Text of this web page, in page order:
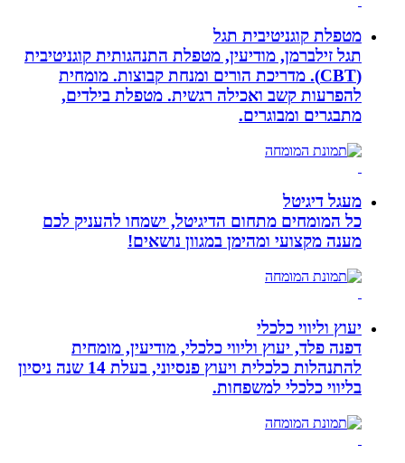
מטפלת קוגניטיבית תגל
תגל זילברמן, מודיעין, מטפלת התנהגותית קוגניטיבית
(CBT). מדריכת הורים ומנחת קבוצות. מומחית
להפרעות קשב ואכילה רגשית. מטפלת בילדים,
מתבגרים ומבוגרים.
מעגל דיגיטל
כל המומחים מתחום הדיגיטל, ישמחו להעניק לכם
מענה מקצועי ומהימן במגוון נושאים!
יעוץ וליווי כלכלי
דפנה פלד, יעוץ וליווי כלכלי, מודיעין, מומחית
להתנהלות כלכלית ויעוץ פנסיוני, בעלת 14 שנה ניסיון
בליווי כלכלי למשפחות.